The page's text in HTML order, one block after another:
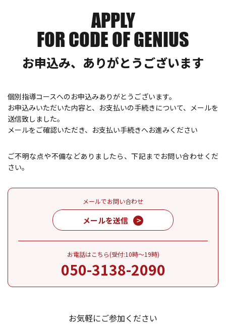
APPLY
FOR CODE OF GENIUS
お申込み、ありがとうございます
個別指導コースへのお申込みありがとうございます。
お申込みいただいた内容と、お支払いの手続きについて、メールを
送信致しました。
メールをご確認いただき、お支払い手続きへお進みください
ご不明な点や不備などありましたら、下記までお問い合わせくだ
さい。
メールでお問い合わせ
メールを送信
お電話はこちら(受付:10時～19時)
050-3138-2090
お気軽にご参加ください